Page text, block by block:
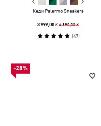
Кеди Palermo Sneakers
3 999,00 ₴4 990,00 ₴
(47)
-28%